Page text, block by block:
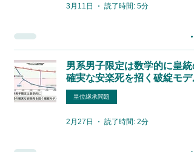
3月11日 読了時間: 5分
男系男子限定は数学的に皇統
確実な安楽死を招く破綻モデ
皇位継承問題
2月27日 読了時間: 2分